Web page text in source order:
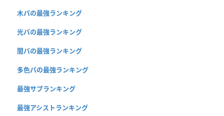
木パの最強ランキング
光パの最強ランキング
闇パの最強ランキング
多色パの最強ランキング
最強サブランキング
最強アシストランキング